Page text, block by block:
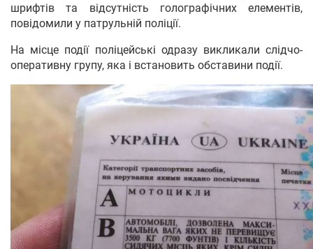
шрифтів та відсутність голографічних елементів,
повідомили у патрульній поліції.
На місце події поліцейські одразу викликали слідчо-
оперативну групу, яка і встановить обставини події.